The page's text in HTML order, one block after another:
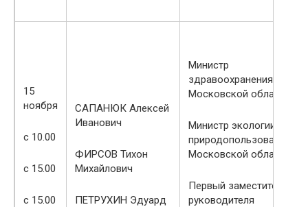
15
ноября
с 10.00
с 15.00
с 15.00
САПАНЮК Алексей
Иванович
ФИРСОВ Тихон
Михайлович
ПЕТРУХИН Эдуард
Министр
здравоохранения
Московской области
Министр экологии и
природопользования
Московской области
Первый заместитель
руководителя